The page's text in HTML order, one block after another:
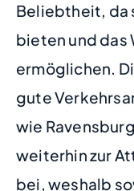
Beliebtheit, da
bieten und das
ermöglichen.
gute
wie
weiterhin zur
bei, weshalb